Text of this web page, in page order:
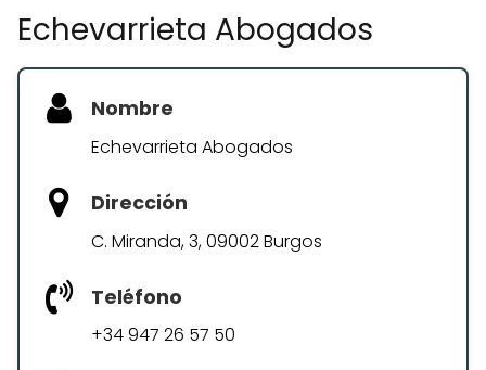
Echevarrieta Abogados
Nombre
Echevarrieta Abogados
Dirección
C. Miranda, 3, 09002 Burgos
Teléfono
+34 947 26 57 50